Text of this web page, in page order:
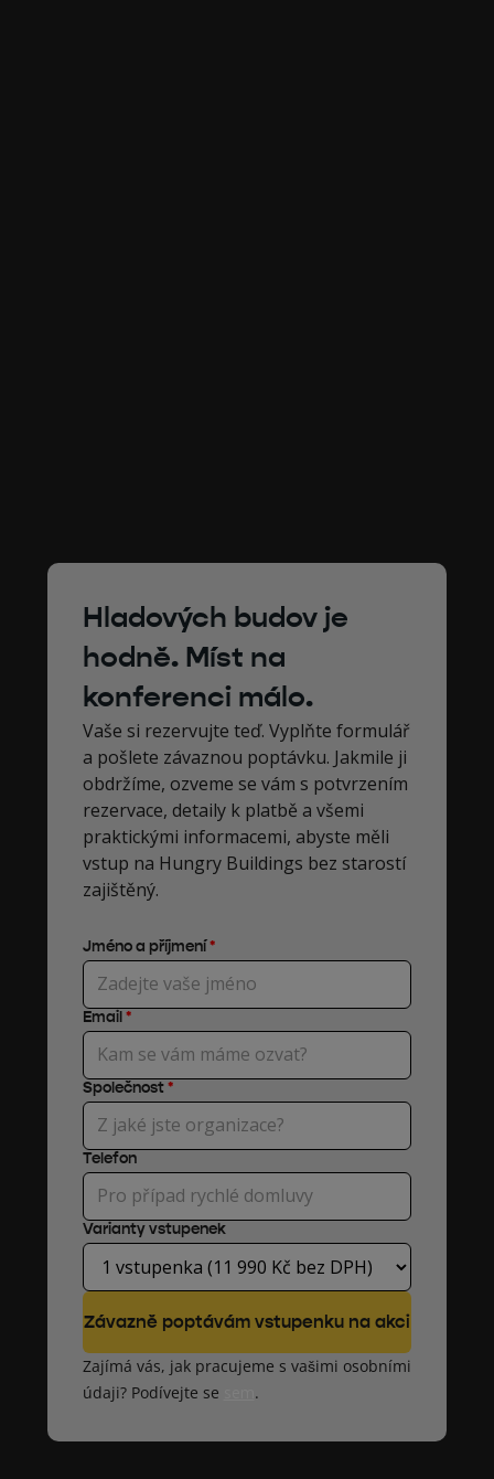
Hladových budov je
hodně. Míst na
konferenci málo.
Vaše si rezervujte teď. Vyplňte formulář
a pošlete závaznou poptávku. Jakmile ji
obdržíme, ozveme se vám s potvrzením
rezervace, detaily k platbě a všemi
praktickými informacemi, abyste měli
vstup na Hungry Buildings bez starostí
zajištěný.
Jméno a příjmení*
Email*
Společnost*
Telefon
Varianty vstupenek
Zajímá vás, jak pracujeme s vašimi osobními
údaji? Podívejte se
.